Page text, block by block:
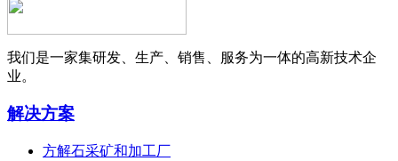
我们是一家集研发、生产、销售、服务为一体的高新技术企
业。
解决方案
方解石采矿和加工厂